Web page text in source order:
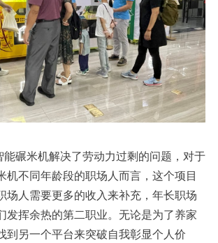
碾米机解决了劳动力过剩的问题，对于
机不同年龄段的职场人而言，这个项目
场人需要更多的收入来补充，年长职场
发挥余热的第二职业。无论是为了养家
到另一个平台来突破自我彰显个人价